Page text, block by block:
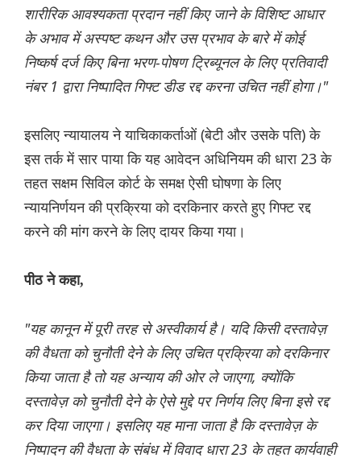
शारीरिक आवश्यकता प्रदान नहीं किए जाने के विशिष्ट आधार
के अभाव में अस्पष्ट कथन और उस प्रभाव के बारे में कोई
निष्कर्ष दर्ज किए बिना भरण-पोषण ट्रिब्यूनल के लिए प्रतिवादी
नंबर 1 द्वारा निष्पादित गिफ्ट डीड रद्द करना उचित नहीं होगा।"
इसलिए न्यायालय ने याचिकाकर्ताओं (बेटी और उसके पति) के
इस तर्क में सार पाया कि यह आवेदन अधिनियम की धारा 23 के
तहत सक्षम सिविल कोर्ट के समक्ष ऐसी घोषणा के लिए
न्यायनिर्णयन की प्रक्रिया को दरकिनार करते हुए गिफ्ट रद्द
करने की मांग करने के लिए दायर किया गया।
पीठ ने कहा,
"यह कानून में पूरी तरह से अस्वीकार्य है। यदि किसी दस्तावेज़
की वैधता को चुनौती देने के लिए उचित प्रक्रिया को दरकिनार
किया जाता है तो यह अन्याय की ओर ले जाएगा, क्योंकि
दस्तावेज़ को चुनौती देने के ऐसे मुद्दे पर निर्णय लिए बिना इसे रद्द
कर दिया जाएगा। इसलिए यह माना जाता है कि दस्तावेज़ के
निष्पादन की वैधता के संबंध में विवाद धारा 23 के तहत कार्यवाही